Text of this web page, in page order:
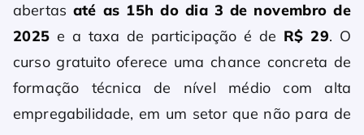
abertas até as 15h do dia 3 de novembro de
2025 e a taxa de participação é de R$ 29. O
curso gratuito oferece uma chance concreta de
formação técnica de nível médio com alta
empregabilidade, em um setor que não para de